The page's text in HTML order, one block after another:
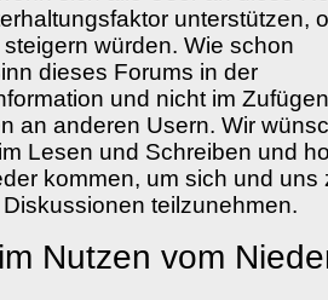
unterstützen,
würden. Wie schon
dieses Forums in der
und nicht im
an anderen Usern. Wir
Lesen und Schreiben und
kommen, um sich und uns
teilzunehmen.
Nutzen vom